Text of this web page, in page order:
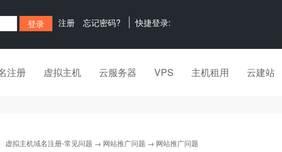
注册 忘记密码? 快捷登录:
注册 虚拟主机 云服务器 VPS 主机租用 云建站
虚拟主机域名注册-常见问题 → 网站推广问题 → 网站推广问题